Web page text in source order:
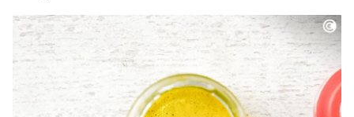
Para poder guardar como favorito, primero has
de iniciar sesión con tu cuenta de Cocinatis.
INICIAR SESIÓN CANCELAR
Gracias por suscribirte a nuestro boletín.
ACEPTAR